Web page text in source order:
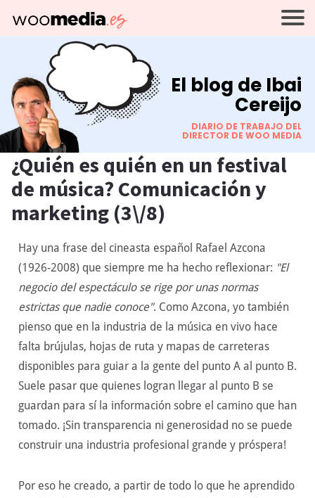
El blog de Ibai
Cereijo
DIARIO DE TRABAJO DEL
DIRECTOR DE WOO MEDIA
¿Quién es quién en un festival
de música? Comunicación y
marketing (3\/8)
Hay una frase del cineasta español Rafael Azcona
(1926-2008) que siempre me ha hecho reflexionar: "El
negocio del espectáculo se rige por unas normas
estrictas que nadie conoce". Como Azcona, yo también
pienso que en la industria de la música en vivo hace
falta brújulas, hojas de ruta y mapas de carreteras
disponibles para guiar a la gente del punto A al punto B.
Suele pasar que quienes logran llegar al punto B se
guardan para sí la información sobre el camino que han
tomado. ¡Sin transparencia ni generosidad no se puede
construir una industria profesional grande y próspera!
Por eso he creado, a partir de todo lo que he aprendido